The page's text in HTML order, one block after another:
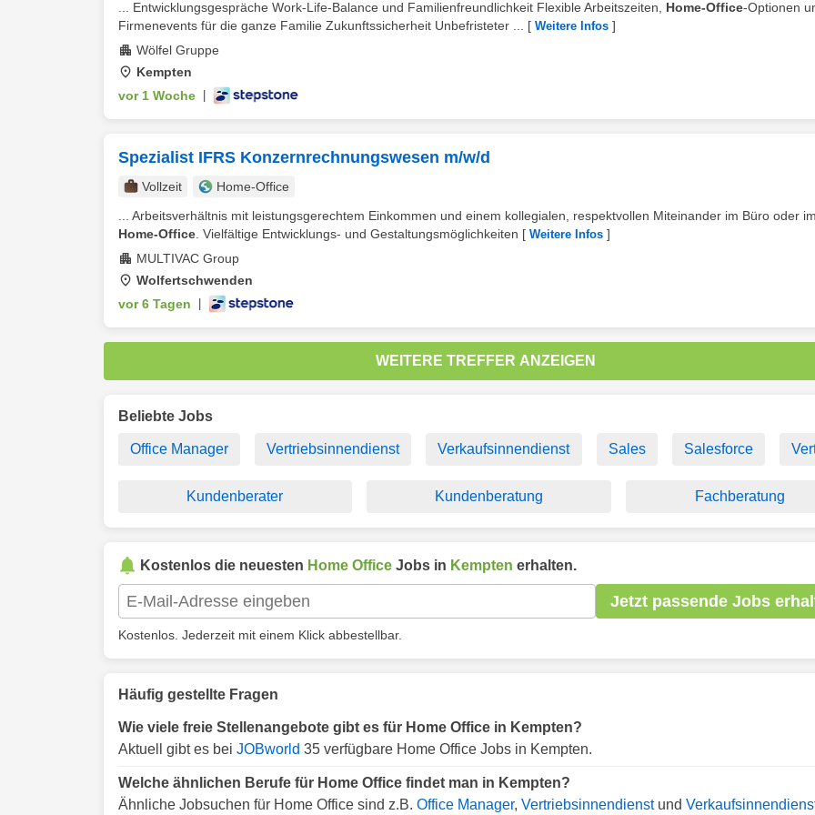
... Entwicklungsgespräche Work-Life-Balance und Familienfreundlichkeit Flexible Arbeitszeiten, Home-Office-Optionen
Firmenevents für die ganze Familie Zukunftssicherheit Unbefristeter ...
[ Weitere Infos ]
Wölfel Gruppe
Kempten
vor 1 Woche
Spezialist IFRS Konzernrechnungswesen m/w/d
Vollzeit
Home-Office
... Arbeitsverhältnis mit leistungsgerechtem Einkommen und einem kollegialen, respektvollen Miteinander im Büro oder
Home-Office . Vielfältige Entwicklungs- und Gestaltungsmöglichkeiten [ Weitere Infos ]
MULTIVAC Group
Wolfertschwenden
vor 6 Tagen
WEITERE TREFFER ANZEIGEN
Beliebte Jobs
Office Manager Vertriebsinnendienst Verkaufsinnendienst Sales Salesforce
Kundenberater Kundenberatung Fachberatung
Kostenlos die neuesten Home Office Jobs in Kempten erhalten.
Jetzt passende Jobs
Kostenlos. Jederzeit mit einem Klick abbestellbar.
Häufig gestellte Fragen
Wie viele freie Stellenangebote gibt es für Home Office in Kempten?
Aktuell gibt es bei JOBworld 35 verfügbare Home Office Jobs in Kempten.
Welche ähnlichen Berufe für Home Office findet man in Kempten?
Ähnliche Jobsuchen für Home Office sind z.B. Office Manager, Vertriebsinnendienstund